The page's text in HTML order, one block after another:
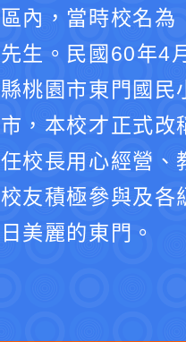
區內，當時校名為
先生。民國60年4
縣桃園市東門國
市，本校才正式改
任校長用心經營、
校友積極參與及各
日美麗的東門。